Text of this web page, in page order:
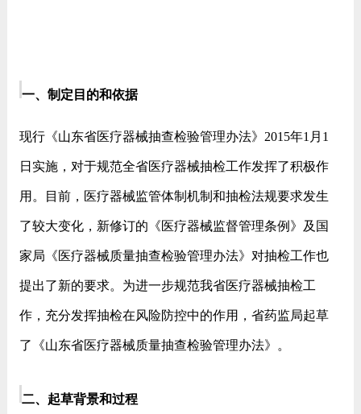
一、制定目的和依据
现行《山东省医疗器械抽查检验管理办法》2015年1月1
日实施，对于规范全省医疗器械抽检工作发挥了积极作
用。目前，医疗器械监管体制机制和抽检法规要求发生
了较大变化，新修订的《医疗器械监督管理条例》及国
家局《医疗器械质量抽查检验管理办法》对抽检工作也
提出了新的要求。为进一步规范我省医疗器械抽检工
作，充分发挥抽检在风险防控中的作用，省药监局起草
了《山东省医疗器械质量抽查检验管理办法》。
二、起草背景和过程